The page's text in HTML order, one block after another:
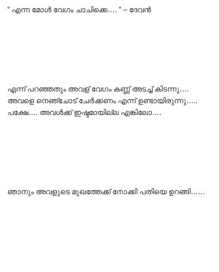
” എന്ന മോൾ വേഗം ചാചിക്കെ…. ” – ദേവൻ
എന്ന് പറഞ്ഞതും അവള് വേഗം കണ്ണ് അടച്ച് കിടന്നു….
അവളെ നെഞ്ചോട് ചേർക്കണം എന്ന് ഉണ്ടായിരുന്നു…..
പക്ഷേ…. അവൾക്ക് ഇഷ്ടമായില്ല എങ്കിലോ….
ഞാനും അവളുടെ മുഖത്തേക്ക് നോക്കി പതിയെ ഉറങ്ങി……